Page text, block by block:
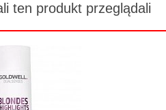
ten produkt przeglądali